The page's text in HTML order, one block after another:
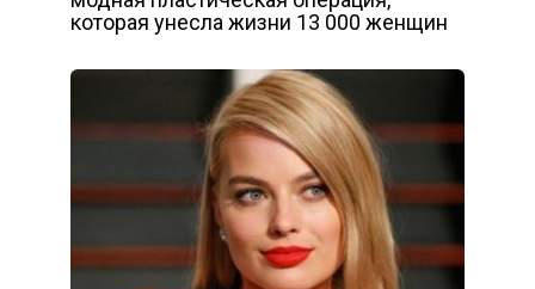
которая унесла жизни 13 000 женщин